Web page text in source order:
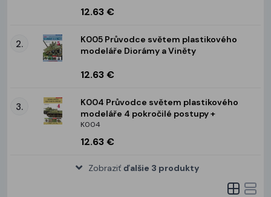
12.63 €
2.
K005 Průvodce světem plastikového
modeláře Diorámy a Viněty
12.63 €
3.
K004 Průvodce světem plastikového
modeláře 4 pokročilé postupy +
K004
12.63 €
Zobraziť ďalšie 3 produkty